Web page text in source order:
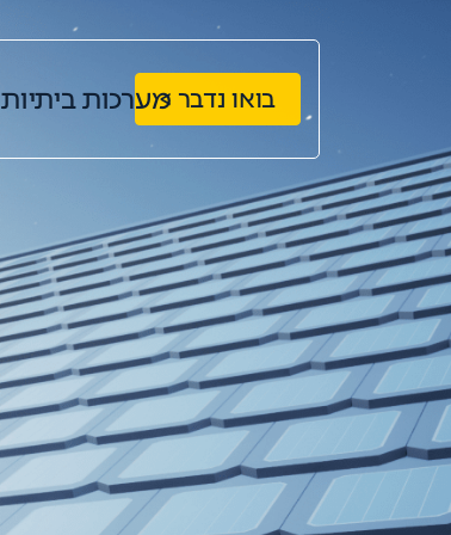
בואו נדבר >מערכות ביתיות